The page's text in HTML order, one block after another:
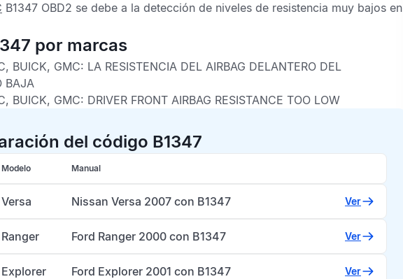
B1347 OBD2 se debe a la detección de niveles de resistencia muy bajos en
por marcas
BUICK, GMC: LA RESISTENCIA DEL AIRBAG DELANTERO DEL
BAJA
BUICK, GMC: DRIVER FRONT AIRBAG RESISTANCE TOO LOW
del código B1347
Modelo Manual
Versa Nissan Versa 2007 con B1347 Ver
Ranger Ford Ranger 2000 con B1347 Ver
Explorer Ford Explorer 2001 con B1347 Ver